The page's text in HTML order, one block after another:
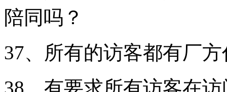
陪同吗？
37、所有的访客都有厂